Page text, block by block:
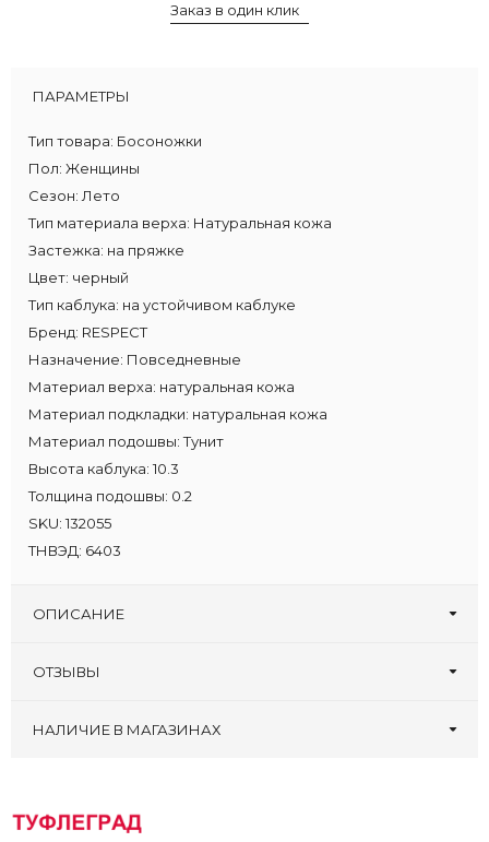
Заказ в один клик
ПАРАМЕТРЫ
Тип товара: Босоножки
Пол: Женщины
Сезон: Лето
Тип материала верха: Натуральная кожа
Застежка: на пряжке
Цвет: черный
Тип каблука: на устойчивом каблуке
Бренд: RESPECT
Назначение: Повседневные
Материал верха: натуральная кожа
Материал подкладки: натуральная кожа
Материал подошвы: Тунит
Высота каблука: 10.3
Толщина подошвы: 0.2
SKU: 132055
ТНВЭД: 6403
ОПИСАНИЕ
ОТЗЫВЫ
Оставьте первый отзыв!
НАЛИЧИЕ В МАГАЗИНАХ